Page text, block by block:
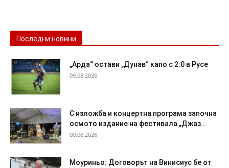
Последни новини
„Арда“ остави „Дунав“ капо с 2:0 в Русе
09.08.2026
С изложба и концертна програма започна
осмото издание на фестивала „Джаз...
09.08.2026
Моуриньо: Договорът на Винисиус бе от